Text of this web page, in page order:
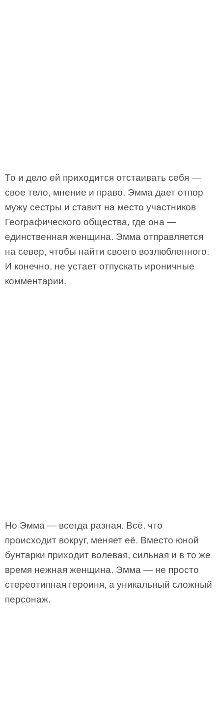
То и дело ей приходится отстаивать себя —
свое тело, мнение и право. Эмма дает отпор
мужу сестры и ставит на место участников
Географического общества, где она —
единственная женщина. Эмма отправляется
на север, чтобы найти своего возлюбленного.
И конечно, не устает отпускать ироничные
комментарии.
Но Эмма — всегда разная. Всё, что
происходит вокруг, меняет её. Вместо юной
бунтарки приходит волевая, сильная и в то же
время нежная женщина. Эмма — не просто
стереотипная героиня, а уникальный сложный
персонаж.